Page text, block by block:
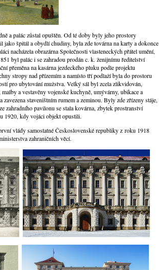
a palác zůstal opuštěn. Od té doby byly jeho prostory
špitál a obydlí chudiny, byla zde továrna na karty a dokonce
nacházela obrazárna Společnosti vlasteneckých přátel umění,
byl palác i se zahradou prodán c. k. ženijnímu ředitelství
přeměna na kasárna jezdeckého pluku podle projektu
stropy nad přízemím a namísto tří podlaží byla do prostoru
pro ubytování mužstva. Velký sál byl zcela zlikvidován,
a vestavěny vojenské kuchyně, umývárny, ubikace a
zavezena staveništním rumem a zeminou. Byly zde zřízeny stáje,
zahradního pavilonu se stala kovárna, zbytek prostranství
1920, kdy vojáci objekt opustili.
vlády samostatné Československé republiky z roku 1918
zahraničních věcí.